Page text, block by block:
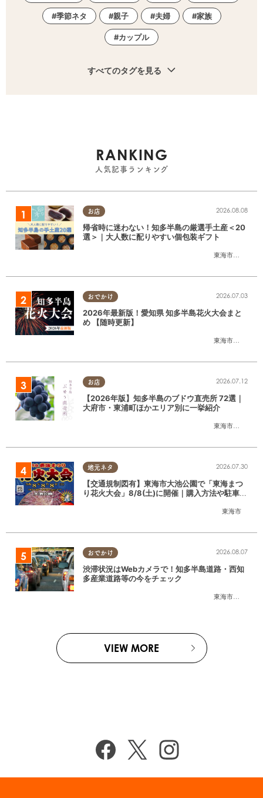
季節ネタ 親子 夫婦 家族
カップル
すべてのタグを見る
RANKING
人気記事ランキング
お店
東海市大府市
2026.08.08
帰省時に迷わない！知多半島の厳選手土産＜20
選＞｜大人数に配りやすい個包装ギフト
おでかけ
東海市大府市
2026.07.03
2026年最新版！愛知県 知多半島花火大会まと
め 【随時更新】
お店
東海市大府市
2026.07.12
【2026年版】知多半島のブドウ直売所 72選｜
大府市・東浦町ほかエリア別に一挙紹介
地元ネタ
東海市
2026.07.30
【交通規制図有】東海市大池公園で「東海まつ
り花火大会」8/8(土)に開催｜購入方法や駐車場
おでかけ
東海市大府市
2026.08.07
渋滞状況はWebカメラで！知多半島道路・西知
多産業道路等の今をチェック
VIEW MORE